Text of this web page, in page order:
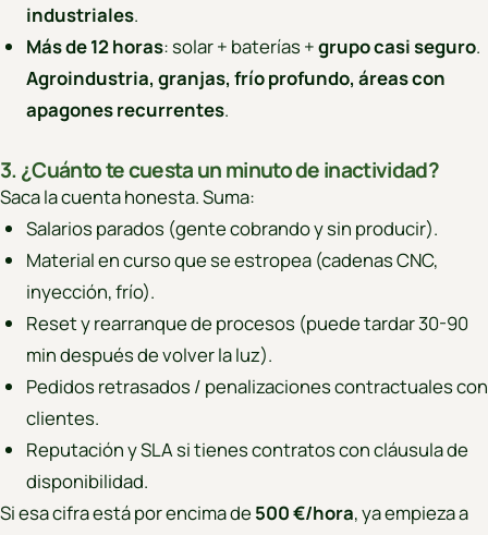
industriales.
Más de 12 horas: solar + baterías +grupo casi seguro.
Agroindustria, granjas, frío profundo, áreas con
apagones recurrentes.
3. ¿Cuánto te cuesta un minuto de inactividad?
Saca la cuenta honesta. Suma:
Salarios parados (gente cobrando y sin producir).
Material en curso que se estropea (cadenas CNC,
inyección, frío).
Reset y rearranque de procesos (puede tardar 30-90
min después de volver la luz).
Pedidos retrasados / penalizaciones contractuales con
clientes.
Reputación y SLA si tienes contratos con cláusula de
disponibilidad.
Si esa cifra está por encima de 500 €/hora, ya empieza a